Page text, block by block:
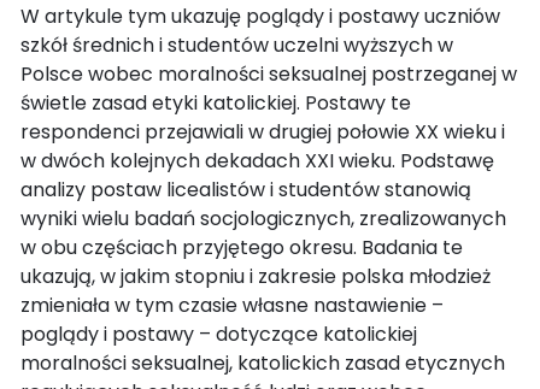
W artykule tym ukazuję poglądy i postawy uczniów
szkół średnich i studentów uczelni wyższych w
Polsce wobec moralności seksualnej postrzeganej w
świetle zasad etyki katolickiej. Postawy te
respondenci przejawiali w drugiej połowie XX wieku i
w dwóch kolejnych dekadach XXI wieku. Podstawę
analizy postaw licealistów i studentów stanowią
wyniki wielu badań socjologicznych, zrealizowanych
w obu częściach przyjętego okresu. Badania te
ukazują, w jakim stopniu i zakresie polska młodzież
zmieniała w tym czasie własne nastawienie –
poglądy i postawy – dotyczące katolickiej
moralności seksualnej, katolickich zasad etycznych